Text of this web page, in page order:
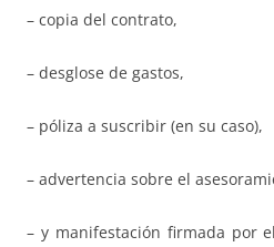
– copia del contrato,
– desglose de gastos,
– póliza a suscribir (en su caso),
– advertencia sobre el
– y manifestación firmada por